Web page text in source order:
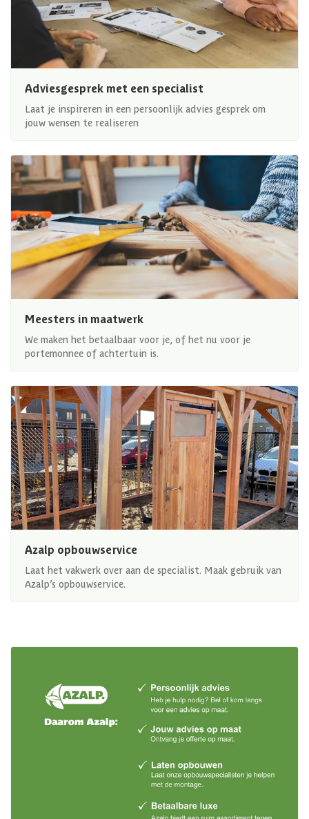
Adviesgesprek met een specialist
Laat je inspireren in een persoonlijk advies gesprek om
jouw wensen te realiseren
Meesters in maatwerk
We maken het betaalbaar voor je, of het nu voor je
portemonnee of achtertuin is.
Azalp opbouwservice
Laat het vakwerk over aan de specialist. Maak gebruik van
Azalp’s opbouwservice.